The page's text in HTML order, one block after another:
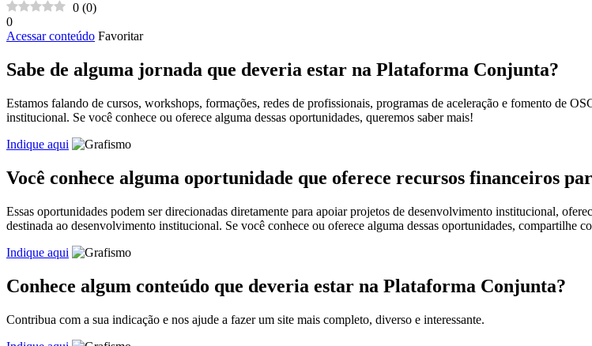
0 (0)
0
Acessar conteúdo Favoritar
Sabe de alguma jornada que deveria estar na Plataforma Conjunta?
Estamos falando de cursos, workshops, formações, redes de profissionais, programas de aceleração e fomento de
institucional. Se você conhece ou oferece alguma dessas oportunidades, queremos saber mais!
Indique aqui
Você conhece alguma oportunidade que oferece recursos financeiros
Essas oportunidades podem ser direcionadas diretamente para apoiar projetos de desenvolvimento institucional,
destinada ao desenvolvimento institucional. Se você conhece ou oferece alguma dessas oportunidades, compartilhe
Indique aqui
Conhece algum conteúdo que deveria estar na Plataforma Conjunta?
Contribua com a sua indicação e nos ajude a fazer um site mais completo, diverso e interessante.